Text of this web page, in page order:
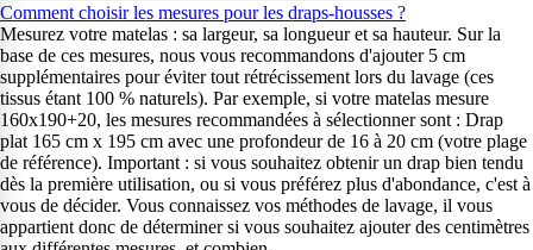
Comment choisir les mesures pour les draps-housses ?
Mesurez votre matelas : sa largeur, sa longueur et sa hauteur. Sur la
base de ces mesures, nous vous recommandons d'ajouter 5 cm
supplémentaires pour éviter tout rétrécissement lors du lavage (ces
tissus étant 100 % naturels). Par exemple, si votre matelas mesure
160x190+20, les mesures recommandées à sélectionner sont : Drap
plat 165 cm x 195 cm avec une profondeur de 16 à 20 cm (votre plage
de référence). Important : si vous souhaitez obtenir un drap bien tendu
dès la première utilisation, ou si vous préférez plus d'abondance, c'est à
vous de décider. Vous connaissez vos méthodes de lavage, il vous
appartient donc de déterminer si vous souhaitez ajouter des centimètres